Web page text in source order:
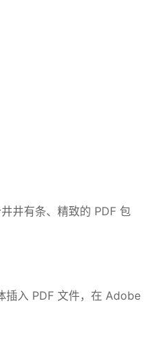
井有条、精致的 PDF 包
插入 PDF 文件，在 Adobe